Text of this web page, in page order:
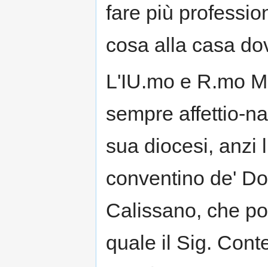
fare più
cosa alla casa
L'IU.mo e R.mo
sempre affettio-
sua diocesi, anzi
conventino de'
Calissano, che
quale il Sig.